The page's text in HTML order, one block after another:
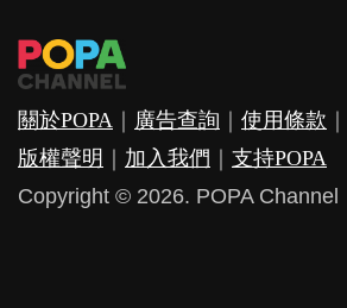
關於POPA 廣告查詢 使用條款
版權聲明
加入我們
支持POPA
Copyright © 2026. POPA Channel